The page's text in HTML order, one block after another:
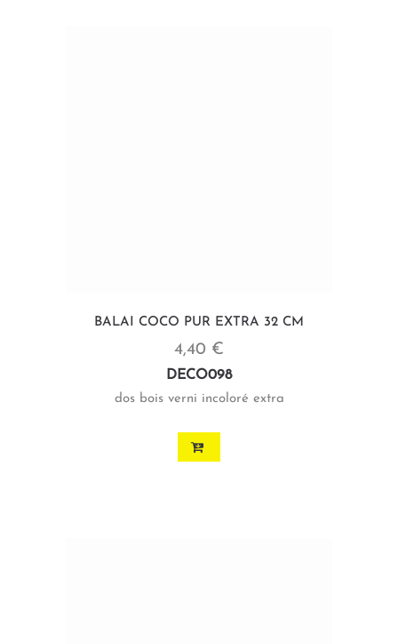
BALAI COCO PUR EXTRA 32 CM
4,40 €
DECO098
dos bois verni incoloré extra